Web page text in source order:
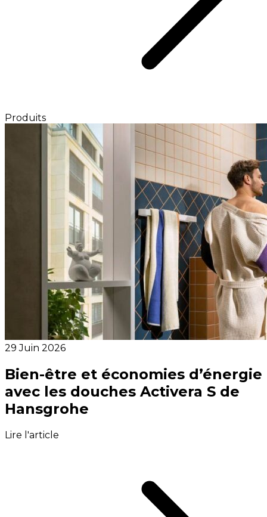
Produits
29 Juin 2026
Bien-être et économies d’énergie
avec les douches Activera S de
Hansgrohe
Lire l'article